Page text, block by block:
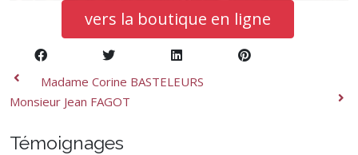
vers la boutique en ligne
Madame Corine BASTELEURS
Monsieur Jean FAGOT
Témoignages